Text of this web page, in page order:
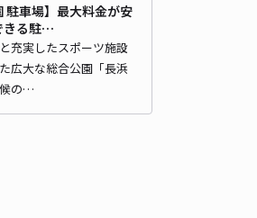
駐車場】最大料金が安
きる駐…
充実したスポーツ施設
広大な総合公園「長浜
の…